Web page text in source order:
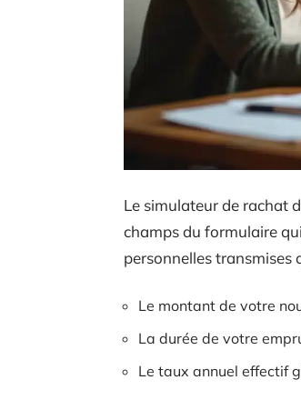
Le simulateur de rachat
champs du formulaire
personnelles transmises
Le montant de votre
La durée de votre
Le taux annuel effectif